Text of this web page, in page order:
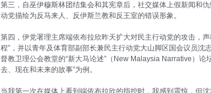
第三，自巫伊穆斯林团结集会和其宪章后，社交媒体上假新闻和
动党描绘为反马来人、反伊斯兰教和反王室的错误形象。
第四，伊党署理主席端依布拉欣昨天扩大对民主行动党的攻击，
程”，并以青年及体育部副部长兼民主行动党大山脚区国会议员沈
督教卫理公会教堂的“新大马论述”（New Malaysia Narrative）论
去、现在和未来的故事”为例。
当我第一次在媒体上看到端依布拉欣的指控时，我感到震惊，但